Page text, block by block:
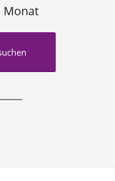
Monat